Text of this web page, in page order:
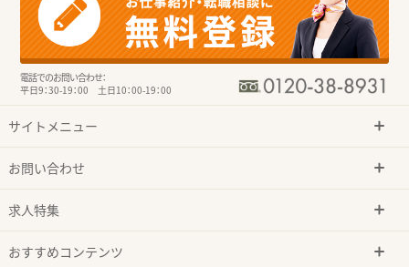
電話でのお問い合わせ：
平日9：30-19：00 土日10：00-19：00
サイトメニュー
お問い合わせ
求人特集
おすすめコンテンツ